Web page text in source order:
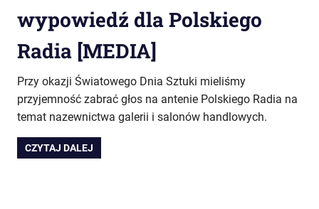
wypowiedź dla Polskiego
Radia [MEDIA]
Przy okazji Światowego Dnia Sztuki mieliśmy
przyjemność zabrać głos na antenie Polskiego Radia na
temat nazewnictwa galerii i salonów handlowych.
CZYTAJ DALEJ